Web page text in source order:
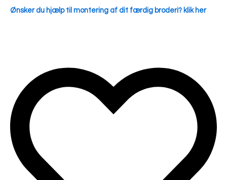
Ønsker du hjælp til montering af dit færdig broderi? klik her